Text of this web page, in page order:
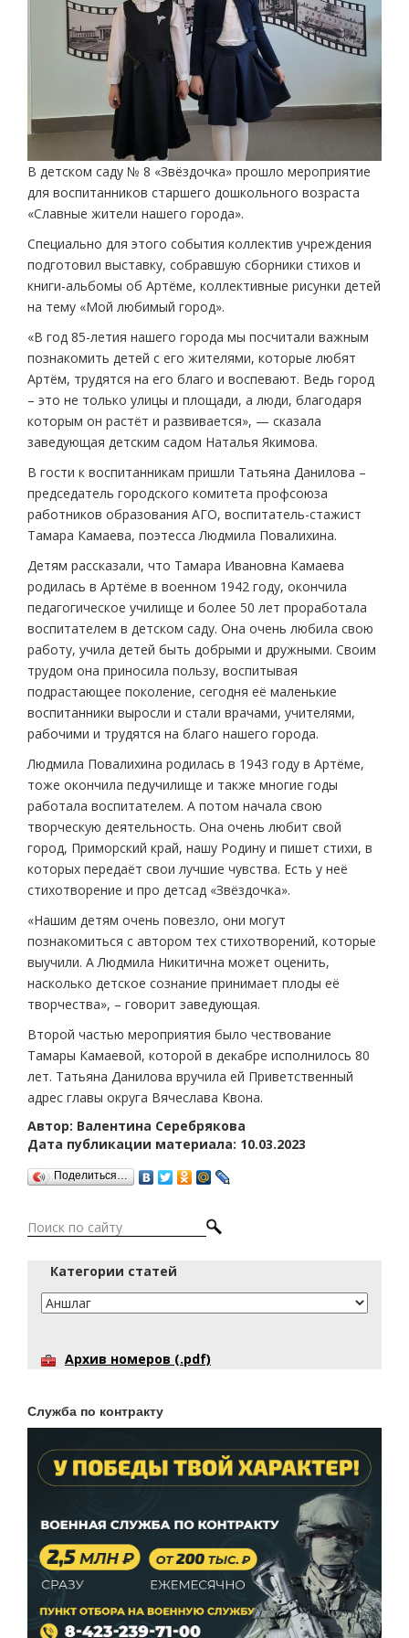
В детском саду № 8 «Звёздочка» прошло мероприятие
для воспитанников старшего дошкольного возраста
«Славные жители нашего города».
Специально для этого события коллектив учреждения
подготовил выставку, собравшую сборники стихов и
книги-альбомы об Артёме, коллективные рисунки детей
на тему «Мой любимый город».
«В год 85-летия нашего города мы посчитали важным
познакомить детей с его жителями, которые любят
Артём, трудятся на его благо и воспевают. Ведь город
– это не только улицы и площади, а люди, благодаря
которым он растёт и развивается», — сказала
заведующая детским садом Наталья Якимова.
В гости к воспитанникам пришли Татьяна Данилова –
председатель городского комитета профсоюза
работников образования АГО, воспитатель-стажист
Тамара Камаева, поэтесса Людмила Повалихина.
Детям рассказали, что Тамара Ивановна Камаева
родилась в Артёме в военном 1942 году, окончила
педагогическое училище и более 50 лет проработала
воспитателем в детском саду. Она очень любила свою
работу, учила детей быть добрыми и дружными. Своим
трудом она приносила пользу, воспитывая
подрастающее поколение, сегодня её маленькие
воспитанники выросли и стали врачами, учителями,
рабочими и трудятся на благо нашего города.
Людмила Повалихина родилась в 1943 году в Артёме,
тоже окончила педучилище и также многие годы
работала воспитателем. А потом начала свою
творческую деятельность. Она очень любит свой
город, Приморский край, нашу Родину и пишет стихи, в
которых передаёт свои лучшие чувства. Есть у неё
стихотворение и про детсад «Звёздочка».
«Нашим детям очень повезло, они могут
познакомиться с автором тех стихотворений, которые
выучили. А Людмила Никитична может оценить,
насколько детское сознание принимает плоды её
творчества», – говорит заведующая.
Второй частью мероприятия было чествование
Тамары Камаевой, которой в декабре исполнилось 80
лет. Татьяна Данилова вручила ей Приветственный
адрес главы округа Вячеслава Квона.
Автор: Валентина Серебрякова
Дата публикации материала: 10.03.2023
Поделиться…
Категории статей
Архив номеров (.pdf)
Служба по контракту